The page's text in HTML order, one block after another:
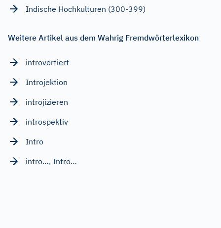
Indische Hochkulturen (300-399)
Weitere Artikel aus dem Wahrig Fremdwörterlexikon
introvertiert
Introjektion
introjizieren
introspektiv
Intro
intro…, Intro…